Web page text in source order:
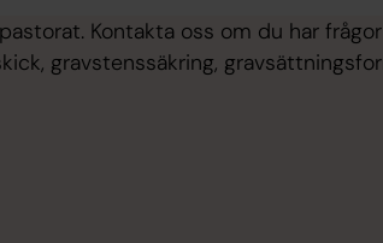
Kontakta oss om du har
gravstenssäkring,